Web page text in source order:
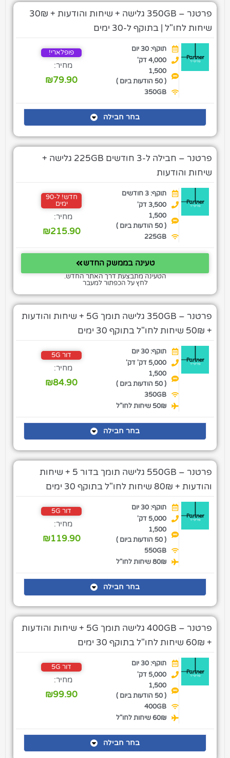
פרטנר – 350GB גלישה + שיחות והודעות + 30₪
שיחות לחו"ל | בתוקף ל-30 ימים
תוקף: 30 יום
4,000 דק'
1,500
( 50 הודעות ביום )
350GB
פופלארי!
מחיר:
₪79.90
בחר חבילה
פרטנר – חבילה ל-3 חודשים 225GB גלישה +
שיחות והודעות
תוקף: 3 חודשים
3,500 דק'
1,500
( 50 הודעות ביום )
225GB
חדש! ל-90
ימים
מחיר:
₪215.90
טעינה בממשק החדש
הטעינה מתבצעת דרך האתר החדש.
לחץ על הכפתור למעבר
פרטנר – 350GB גלישה תומך 5G + שיחות והודעות
+ 50₪ שיחות לחו"ל בתוקף 30 ימים
תוקף: 30 יום
5,000 דק' דק'
1,500
( 50 הודעות ביום )
350GB
50₪ שיחות לחו"ל
דור 5G
מחיר:
₪84.90
בחר חבילה
פרטנר – 550GB גלישה תומך בדור 5 + שיחות
והודעות + 80₪ שיחות לחו"ל בתוקף 30 ימים
תוקף: 30 יום
5,000 דק'
1,500
( 50 הודעות ביום )
550GB
80₪ שיחות לחו"ל
דור 5G
מחיר:
₪119.90
בחר חבילה
פרטנר – 400GB גלישה תומך 5G + שיחות והודעות
+ 60₪ שיחות לחו"ל בתוקף 30 ימים
תוקף: 30 יום
5,000 דק'
1,500
( 50 הודעות ביום )
400GB
60₪ שיחות לחו"ל
דור 5G
מחיר:
₪99.90
בחר חבילה